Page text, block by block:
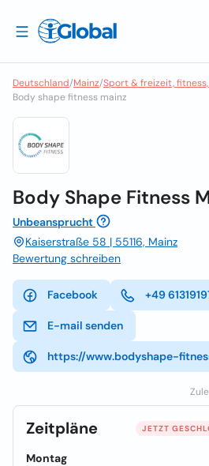
Deutschland/Mainz/Sport & freizeit,
Body shape fitness mainz
Body Shape Fitness
Unbeansprucht
Kaiserstraße 58 | 55116, Mainz
Bewertung schreiben
Facebook +49
E-mail senden
https://www.bodyshape-
Zeitpläne JETZT
Montag